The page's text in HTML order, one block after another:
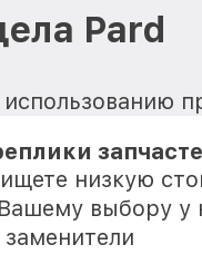
Pard
низкую
выбору у